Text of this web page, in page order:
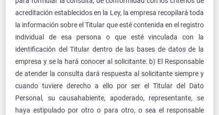
acreditación establecidos en la Ley, la empresa recopilará toda
la información sobre el Titular que esté contenida en el registro
individual de esa persona o que esté vinculada con la
identificación del Titular dentro de las bases de datos de la
empresa y se la hará conocer al solicitante. b) El Responsable
de atender la consulta dará respuesta al solicitante siempre y
cuando tuviere derecho a ello por ser el Titular del Dato
Personal, su causahabiente, apoderado, representante, se
haya estipulado por otro o para otro, o sea el responsable